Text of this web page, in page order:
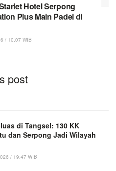
Hotel Serpong
Plus Main Padel di
/ 10:07 WIB
post
di Tangsel: 130 KK
dan Serpong Jadi Wilayah
/ 19:47 WIB